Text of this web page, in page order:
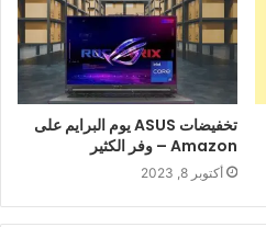
تخفيضات ASUS يوم البرايم على
Amazon – وفر الكثير
أكتوبر 8, 2023